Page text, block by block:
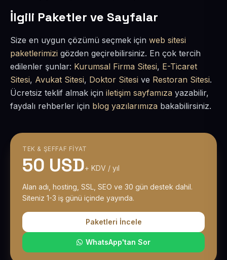
İlgili Paketler ve Sayfalar
Size en uygun çözümü seçmek için web sitesi
paketlerimizi gözden geçirebilirsiniz. En çok tercih
edilenler şunlar: Kurumsal Firma Sitesi, E-Ticaret
Sitesi, Avukat Sitesi, Doktor Sitesi ve Restoran Sitesi.
Ücretsiz teklif almak için iletişim sayfamıza yazabilir,
faydalı rehberler için blog yazılarımıza bakabilirsiniz.
TEK & ŞEFFAF FIYAT
50 USD+ KDV / yıl
Alan adı, hosting, SSL, SEO ve 30 gün destek dahil.
Siteniz 1-3 iş günü içinde yayında.
Paketleri İncele
WhatsApp'tan Sor